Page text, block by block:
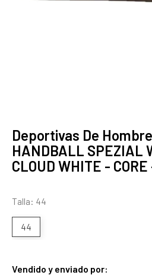
Deportivas De
HANDBALL SPEZIAL
CLOUD WHITE -
Talla: 44
44
Vendido y enviado por: